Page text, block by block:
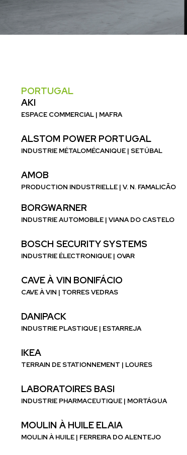
PORTUGAL
AKI
ESPACE COMMERCIAL | MAFRA
ALSTOM POWER PORTUGAL
INDUSTRIE MÉTALOMÉCANIQUE | SETÚBAL
AMOB
PRODUCTION INDUSTRIELLE | V. N. FAMALICÃO
BORGWARNER
INDUSTRIE AUTOMOBILE | VIANA DO CASTELO
BOSCH SECURITY SYSTEMS
INDUSTRIE ÉLECTRONIQUE | OVAR
CAVE À VIN BONIFÁCIO
CAVE À VIN | TORRES VEDRAS
DANIPACK
INDUSTRIE PLASTIQUE | ESTARREJA
IKEA
TERRAIN DE STATIONNEMENT | LOURES
LABORATOIRES BASI
INDUSTRIE PHARMACEUTIQUE | MORTÁGUA
MOULIN À HUILE ELAIA
MOULIN À HUILE | FERREIRA DO ALENTEJO